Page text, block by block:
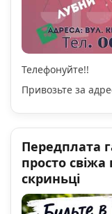
Телефонуйте!!
Привозьте за
Передплата
просто
скриньці